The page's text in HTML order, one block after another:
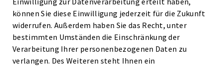
können Sie diese Einwilligung jederzeit für die Zukunft
widerrufen. Außerdem haben Sie das Recht, unter
bestimmten Umständen die Einschränkung der
Verarbeitung Ihrer personenbezogenen Daten zu
verlangen. Des Weiteren steht Ihnen ein